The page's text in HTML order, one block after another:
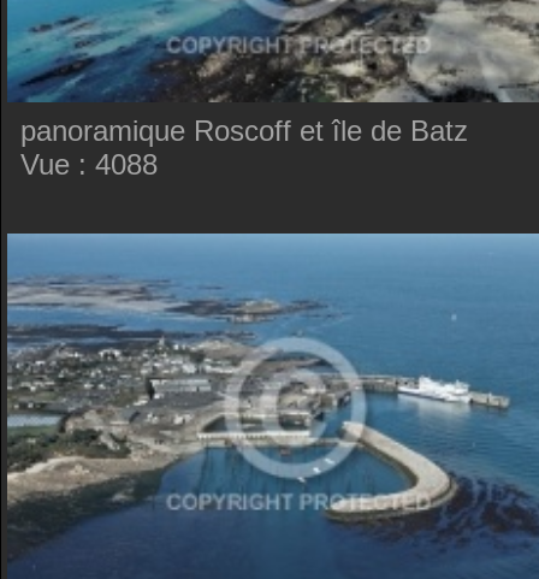
panoramique Roscoff et île de Batz
Vue : 4088